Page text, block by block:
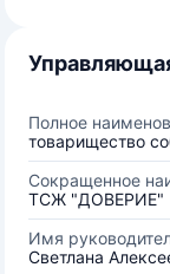
Полное
товарищество
Сокращенное
ТСЖ "ДОВЕРИЕ"
Имя
Светлана